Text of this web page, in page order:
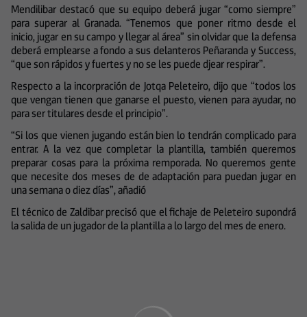
Mendilibar destacó que su equipo deberá jugar “como siempre”
para superar al Granada. “Tenemos que poner ritmo desde el
inicio, jugar en su campo y llegar al área” sin olvidar que la defensa
deberá emplearse a fondo a sus delanteros Peñaranda y Success,
“que son rápidos y fuertes y no se les puede djear respirar”.
Respecto a la incorpración de Jotqa Peleteiro, dijo que “todos los
que vengan tienen que ganarse el puesto, vienen para ayudar, no
para ser titulares desde el principio”.
“Si los que vienen jugando están bien lo tendrán complicado para
entrar. A la vez que completar la plantilla, también queremos
preparar cosas para la próxima remporada. No queremos gente
que necesite dos meses de de adaptación para puedan jugar en
una semana o diez días”, añadió
El técnico de Zaldibar precisó que el fichaje de Peleteiro supondrá
la salida de un jugador de la plantilla a lo largo del mes de enero.